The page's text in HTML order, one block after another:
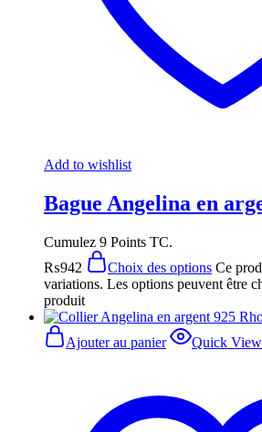
Add to wishlist
Bague Angelina en
Cumulez 9 Points TC.
₨942 Choix des options Ce
variations. Les options peuvent être
produit
Ajouter au panier Quick View